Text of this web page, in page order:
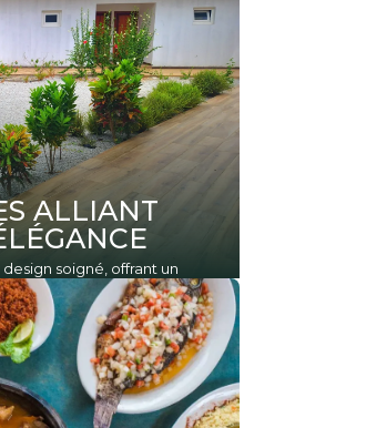
ALLIANT
soigné, offrant un